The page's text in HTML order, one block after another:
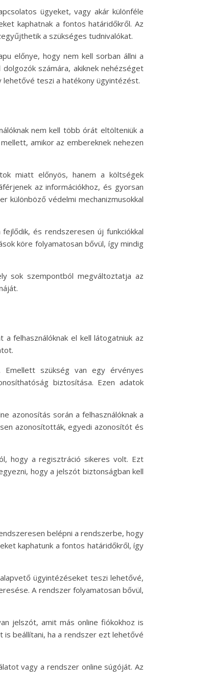
ügyeket, vagy akár különféle
kaphatnak a fontos határidőkről. Az
a szükséges tudnivalókat.
előnye, hogy nem kell sorban állni a
számára, akiknek nehézséget
lehetővé teszi a hatékony ügyintézést.
nem kell több órát eltölteniük a
amikor az embereknek nehezen
miatt előnyös, hanem a költségek
az információkhoz, és gyorsan
különböző védelmi mechanizmusokkal
és rendszeresen új funkciókkal
köre folyamatosan bővül, így mindig
sok szempontból megváltoztatja az
felhasználóknak el kell látogatniuk az
szükség van egy érvényes
biztosítása. Ezen adatok
azonosítás során a felhasználóknak a
azonosították, egyedi azonosítót és
hogy a regisztráció sikeres volt. Ezt
hogy a jelszót biztonságban kell
belépni a rendszerbe, hogy
kaphatunk a fontos határidőkről, így
ügyintézéseket teszi lehetővé,
A rendszer folyamatosan bővül,
jelszót, amit más online fiókokhoz is
beállítani, ha a rendszer ezt lehetővé
vagy a rendszer online súgóját. Az